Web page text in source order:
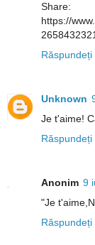
Share:
https://
Răspundeți
Unknown
Je t'aime!
Răspundeți
Anonim 9
"Je
Răspundeți